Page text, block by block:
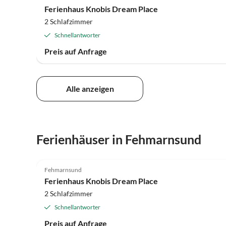
Ferienhaus Knobis Dream Place
2 Schlafzimmer
Schnellantworter
Preis auf Anfrage
Alle anzeigen
Ferienhäuser in Fehmarnsund
Fehmarnsund
Ferienhaus Knobis Dream Place
2 Schlafzimmer
Schnellantworter
Preis auf Anfrage